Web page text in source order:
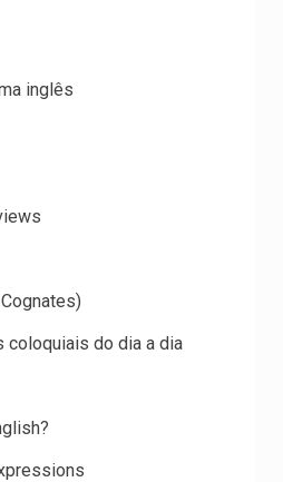
inglês
do dia a dia